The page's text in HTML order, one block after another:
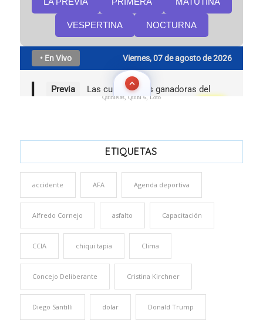
Quinielas, Quini 6, Loto
ETIQUETAS
accidente AFA Agenda deportiva
Alfredo Cornejo asfalto Capacitación
CCIA chiqui tapia Clima
Concejo Deliberante Cristina Kirchner
Diego Santilli dolar Donald Trump